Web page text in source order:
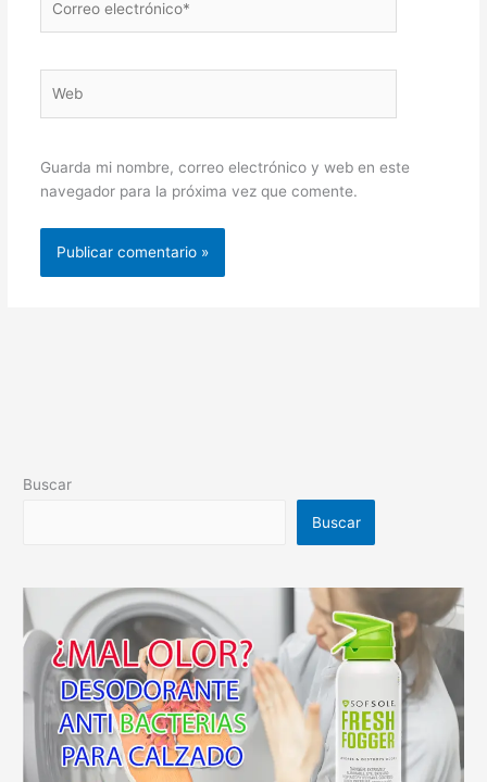
electrónico*
Guarda mi nombre, correo electrónico y web en este
navegador para la próxima vez que comente.
Buscar
Buscar